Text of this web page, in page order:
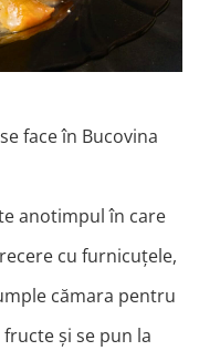
face în Bucovina
anotimpul în care
cu furnicuțele,
cămara pentru
și se pun la